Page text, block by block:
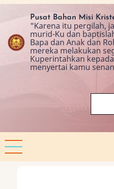
Skip
content
Pusat Bahan Misi
"Karena itu pergilah,
murid-Ku dan
Bapa dan Anak dan
mereka melakukan
Kuperintahkan
menyertai kamu